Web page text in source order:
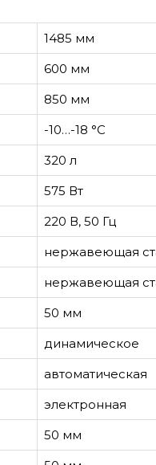
1485 мм
600 мм
850 мм
-10…-18 °С
320 л
575 Вт
220 В, 50 Гц
нержавеющая
нержавеющая
50 мм
динамическое
автоматическая
электронная
50 мм